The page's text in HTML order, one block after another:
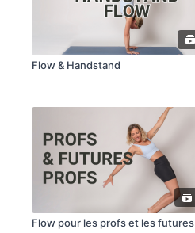
Flow & Handstand
Flow pour les profs et les futures